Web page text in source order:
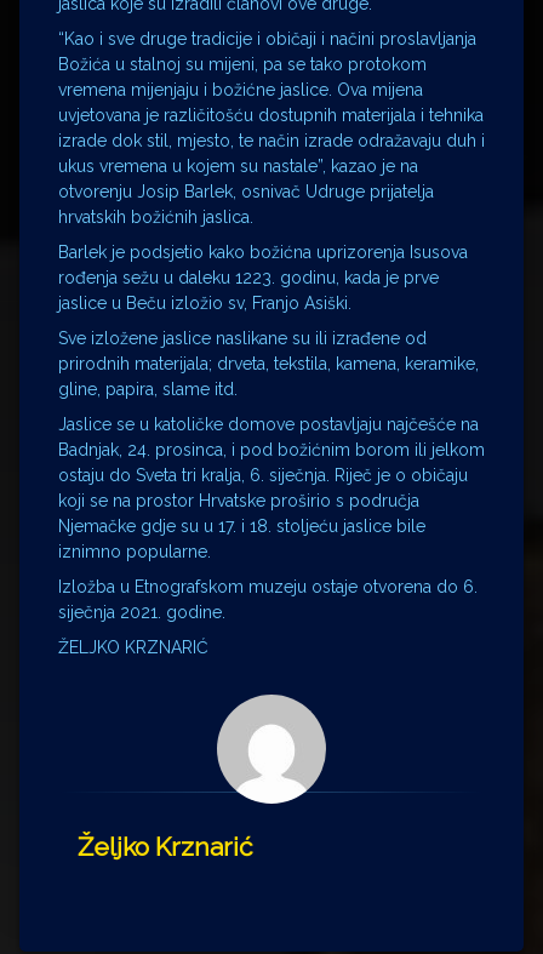
jaslica koje su izradili članovi ove druge.
“Kao i sve druge tradicije i običaji i načini proslavljanja
Božića u stalnoj su mijeni, pa se tako protokom
vremena mijenjaju i božićne jaslice. Ova mijena
uvjetovana je različitošću dostupnih materijala i tehnika
izrade dok stil, mjesto, te način izrade odražavaju duh i
ukus vremena u kojem su nastale”, kazao je na
otvorenju Josip Barlek, osnivač Udruge prijatelja
hrvatskih božićnih jaslica.
Barlek je podsjetio kako božićna uprizorenja Isusova
rođenja sežu u daleku 1223. godinu, kada je prve
jaslice u Beču izložio sv, Franjo Asiški.
Sve izložene jaslice naslikane su ili izrađene od
prirodnih materijala; drveta, tekstila, kamena, keramike,
gline, papira, slame itd.
Jaslice se u katoličke domove postavljaju najčešće na
Badnjak, 24. prosinca, i pod božićnim borom ili jelkom
ostaju do Sveta tri kralja, 6. siječnja. Riječ je o običaju
koji se na prostor Hrvatske proširio s područja
Njemačke gdje su u 17. i 18. stoljeću jaslice bile
iznimno popularne.
Izložba u Etnografskom muzeju ostaje otvorena do 6.
siječnja 2021. godine.
ŽELJKO KRZNARIĆ
Željko Krznarić